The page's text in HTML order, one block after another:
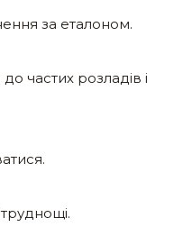
за еталоном.
частих розладів і
труднощі.